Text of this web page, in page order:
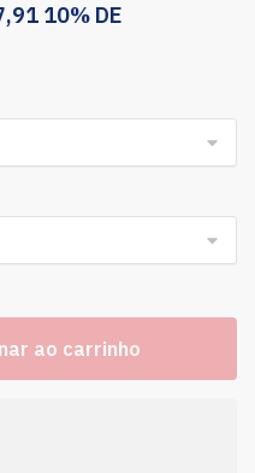
10% DE
ao carrinho